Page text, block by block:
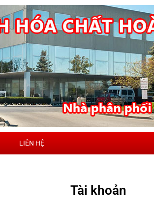
LIÊN HỆ
Tài khoản